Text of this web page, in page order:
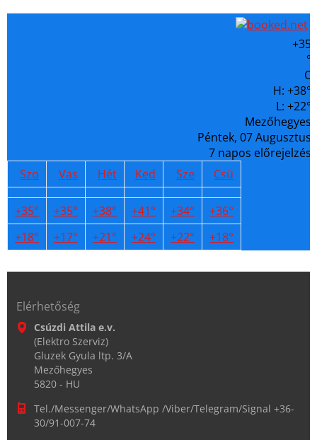
+35
°
C
H: +38°
L: +22°
Mezőhegyes
Péntek, 07 Augusztus
7 napos előrejelzés
Szo
Vas Hét Ked Sze Csü
+35° +35° +38° +41° +34° +36°
+18° +17° +21° +24° +22° +18°
Elérhetőség
Csúzdi Attila e.v.
(Elektro Szerviz)
Gluzek Gyula ltp. 3/A
Mezőhegyes
5820 - HU
Tel./Messenger/WhatsApp /Viber/Telegram/Signal +36-
30/91-007-74